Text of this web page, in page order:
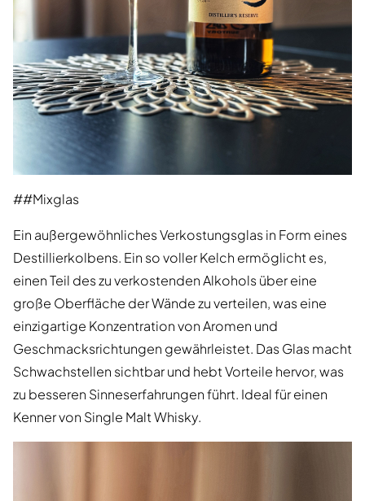
##Mixglas
Ein außergewöhnliches Verkostungsglas in Form eines
Destillierkolbens. Ein so voller Kelch ermöglicht es,
einen Teil des zu verkostenden Alkohols über eine
große Oberfläche der Wände zu verteilen, was eine
einzigartige Konzentration von Aromen und
Geschmacksrichtungen gewährleistet. Das Glas macht
Schwachstellen sichtbar und hebt Vorteile hervor, was
zu besseren Sinneserfahrungen führt. Ideal für einen
Kenner von Single Malt Whisky.